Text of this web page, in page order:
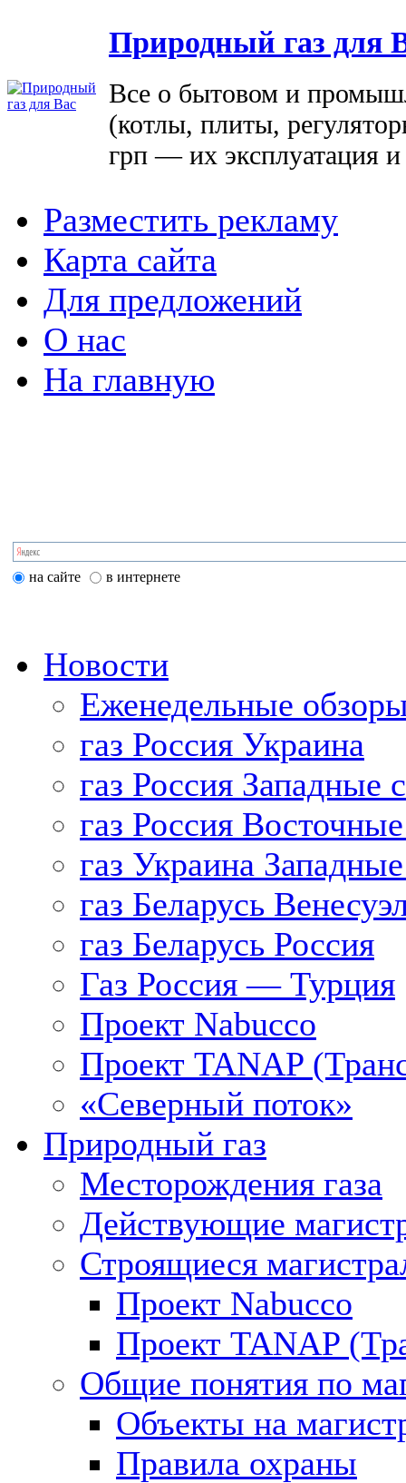
Природный газ для
Все о бытовом и
(котлы, плиты,
грп — их эксплуатация
Разместить рекламу
Карта сайта
Для предложений
О нас
На главную
на сайте в интернете
Новости
Еженедельные
газ Россия Украина
газ Россия Западные
газ Россия
газ Украина
газ Беларусь
газ Беларусь Россия
Газ Россия — Турция
Проект Nabucco
Проект TANAP
«Северный поток»
Природный газ
Месторождения газа
Действующие
Строящиеся
Проект Nabucco
Проект TANAP
Общие понятия по
Объекты на
Правила охраны